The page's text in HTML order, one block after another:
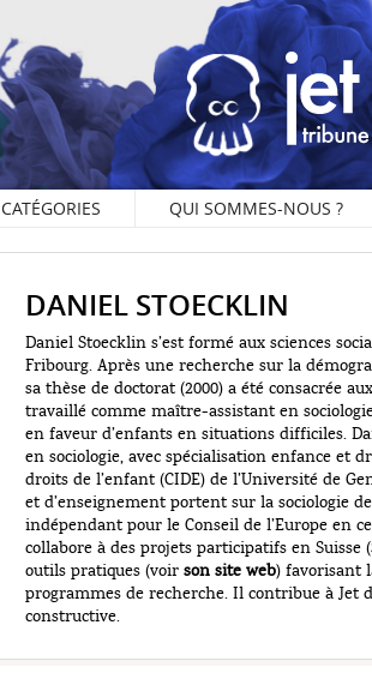
CATÉGORIES QUI SOMMES-NOUS ?
DANIEL STOECKLIN
Daniel Stoecklin s’est formé aux sciences
Fribourg. Après une recherche sur la
sa thèse de doctorat (2000) a été consacrée
travaillé comme maître-assistant en
en faveur d’enfants en situations difficiles.
en sociologie, avec spécialisation enfance et
droits de l’enfant (CIDE) de l’Université de
et d’enseignement portent sur la sociologie
indépendant pour le Conseil de l’Europe en
collabore à des projets participatifs en Suisse
outils pratiques (voir son site web) favorisant
programmes de recherche. Il contribue à Jet
constructive.